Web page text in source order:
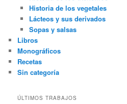
Historia de los vegetales
Lácteos y sus derivados
Sopas y salsas
Libros
Monográficos
Recetas
Sin categoría
ÚLTIMOS TRABAJOS